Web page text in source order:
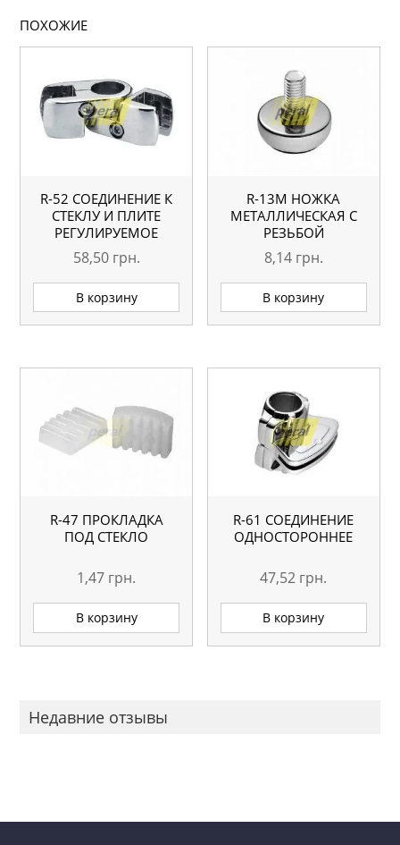
ПОХОЖИЕ
R-52 СОЕДИНЕНИЕ К
СТЕКЛУ И ПЛИТЕ
РЕГУЛИРУЕМОЕ
58,50 грн.
В корзину
R-13M НОЖКА
МЕТАЛЛИЧЕСКАЯ С
РЕЗЬБОЙ
8,14 грн.
В корзину
R-47 ПРОКЛАДКА
ПОД СТЕКЛО
1,47 грн.
В корзину
R-61 СОЕДИНЕНИЕ
ОДНОСТОРОННЕЕ
47,52 грн.
В корзину
Недавние отзывы